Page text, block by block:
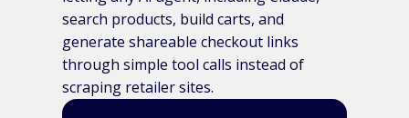
search products, build carts, and
generate shareable checkout links
through simple tool calls instead of
scraping retailer sites.